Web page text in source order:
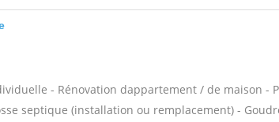
- Rénovation dappartement / de maison -
septique (installation ou remplacement) -